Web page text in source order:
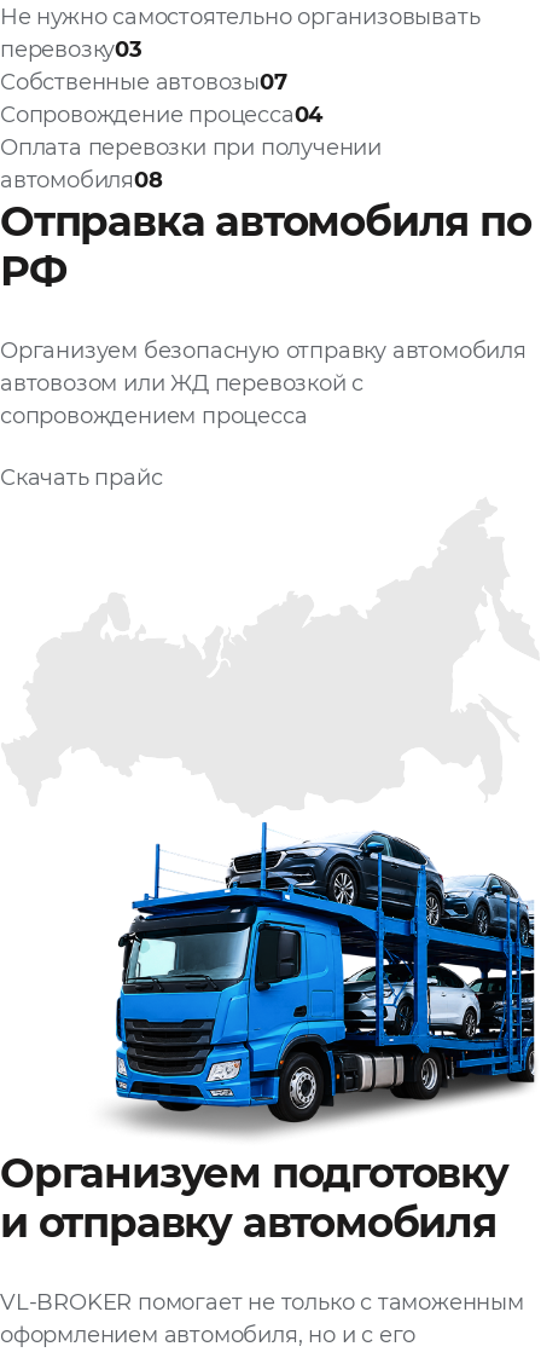
Не нужно самостоятельно организовывать
перевозку03
Собственные автовозы07
Сопровождение процесса04
Оплата перевозки при получении
автомобиля08
Отправка автомобиля по
РФ
Организуем безопасную отправку автомобиля
автовозом или ЖД перевозкой с
сопровождением процесса
Скачать прайс
Организуем подготовку
и отправку автомобиля
VL-BROKER помогает не только с таможенным
оформлением автомобиля, но и с его